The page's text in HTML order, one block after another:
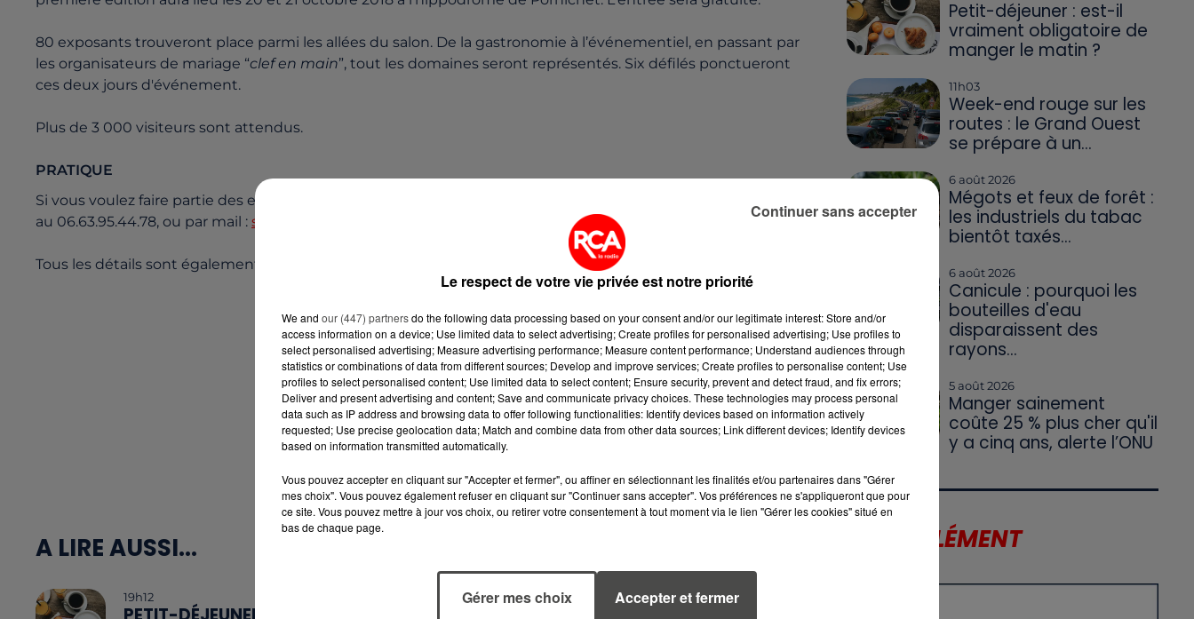
80 exposants trouveront place parmi les allées du salon. De la gastronomie à l’événementiel, en passant par
les organisateurs de mariage “clef en main”, tout les domaines seront représentés. Six défilés ponctueront
ces deux jours d'événement.
Plus de 3 000 visiteurs sont attendus.
PRATIQUE
Si vous voulez faire partie des exposants, vous pouvez contacter Stéphanie Martin, en charge des salons RCA
au 06.63.95.44.78, ou par mail : salon@rcalaradio.com
Tous les détails sont également disponibles
A LIRE AUSSI...
19h12 6 août 2026
Petit-déjeuner : est-il
vraiment obligatoire de
manger le matin ?
11h03
Week-end rouge sur les
routes : le Grand Ouest
se prépare à un...
6 août 2026
Mégots et feux de forêt :
les industriels du tabac
bientôt taxés...
6 août 2026
Canicule : pourquoi les
bouteilles d'eau
disparaissent des
rayons...
5 août 2026
Manger sainement
coûte 25 % plus cher qu'il
y a cinq ans, alerte l’ONU
LE SUPPLÉMENT
Le respect de votre vie privée est notre priorité
We and our (447) partnersdo the following data processing based on your consent and/or our legitimate interest: Store and/or
access information on a device; Use limited data to select advertising; Create profiles for personalised advertising; Use profiles to
select personalised advertising; Measure advertising performance; Measure content performance; Understand audiences through
statistics or combinations of data from different sources; Develop and improve services; Create profiles to personalise content; Use
profiles to select personalised content; Use limited data to select content; Ensure security, prevent and detect fraud, and fix errors;
Deliver and present advertising and content; Save and communicate privacy choices. These technologies may process personal
data such as IP address and browsing data to offer following functionalities: Identify devices based on information actively
requested; Use precise geolocation data; Match and combine data from other data sources; Link different devices; Identify devices
based on information transmitted automatically.
Vous pouvez accepter en cliquant sur "Accepter et fermer", ou affiner en sélectionnant les finalités et/ou partenaires dans "Gérer
mes choix". Vous pouvez également refuser en cliquant sur "Continuer sans accepter". Vos préférences ne s'appliqueront que pour
ce site. Vous pouvez mettre à jour vos choix, ou retirer votre consentement à tout moment via le lien "Gérer les cookies" situé en
bas de chaque page.
Gérer mes choix Accepter et fermer
Continuer sans accepter